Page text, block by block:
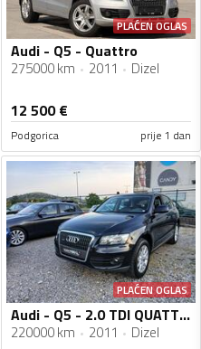
PLAĆEN OGLAS
Audi - Q5 - Quattro
275000 km 2011 Dizel
12 500€
Podgorica prije 1 dan
PLAĆEN OGLAS
Audi - Q5 - 2.0 TDI QUATTRO
220000 km 2011 Dizel